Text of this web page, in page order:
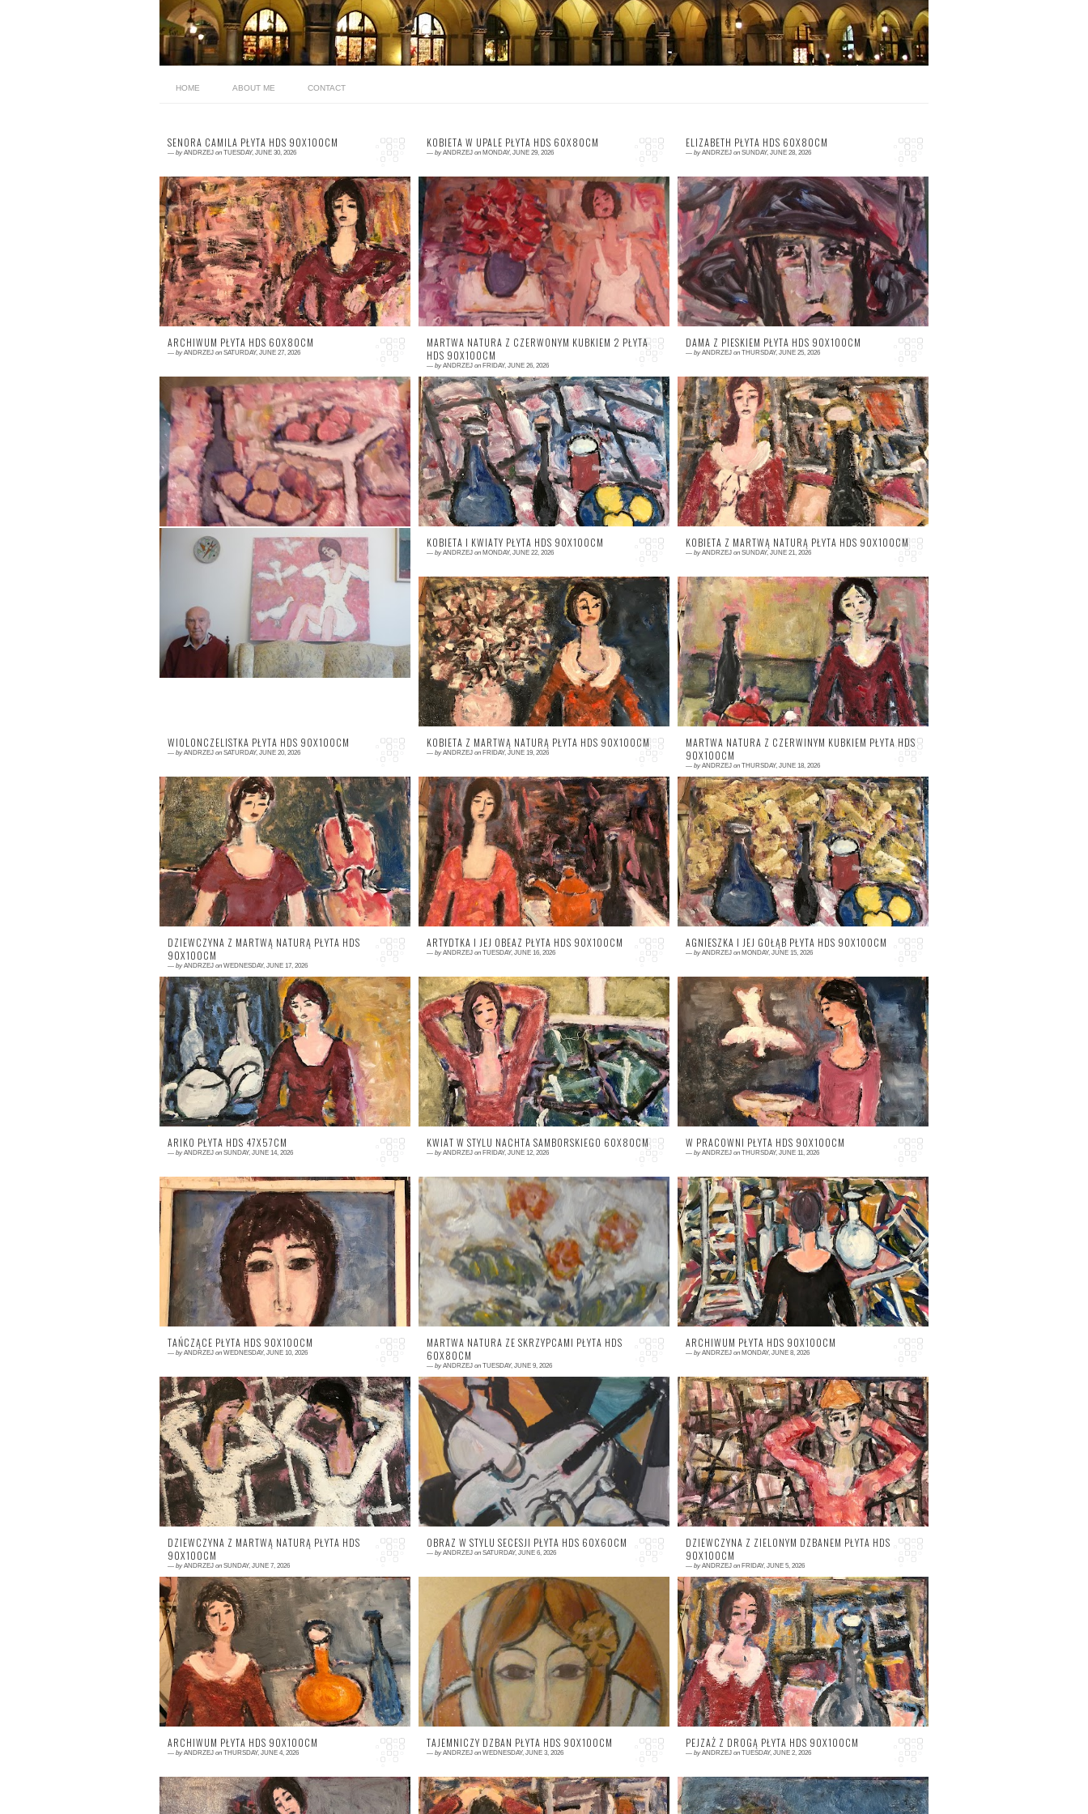
HOME ABOUT ME CONTACT
SENORA CAMILA PŁYTA HDS 90X100CM
— by ANDRZEJ on TUESDAY, JUNE 30, 2026
0 comment
KOBIETA W UPALE PŁYTA HDS 60X80CM
— by ANDRZEJ on MONDAY, JUNE 29, 2026
0 comment
ELIZABETH PŁYTA HDS 60X80CM
— by ANDRZEJ on SUNDAY, JUNE 28, 2026
0 comment
ARCHIWUM PŁYTA HDS 60X80CM
— by ANDRZEJ on SATURDAY, JUNE 27, 2026
0 comment
MARTWA NATURA Z CZERWONYM KUBKIEM 2 PŁYTA
HDS 90X100CM
— by ANDRZEJ on FRIDAY, JUNE 26, 2026
0 comment
DAMA Z PIESKIEM PŁYTA HDS 90X100CM
— by ANDRZEJ on THURSDAY, JUNE 25, 2026
0 comment
0 comment
KOBIETA I KWIATY PŁYTA HDS 90X100CM
— by ANDRZEJ on MONDAY, JUNE 22, 2026
0 comment
KOBIETA Z MARTWĄ NATURĄ PŁYTA HDS 90X100CM
— by ANDRZEJ on SUNDAY, JUNE 21, 2026
0 comment
WIOLONCZELISTKA PŁYTA HDS 90X100CM
— by ANDRZEJ on SATURDAY, JUNE 20, 2026
0 comment
KOBIETA Z MARTWĄ NATURĄ PŁYTA HDS 90X100CM
— by ANDRZEJ on FRIDAY, JUNE 19, 2026
0 comment
MARTWA NATURA Z CZERWINYM KUBKIEM PŁYTA HDS
90X100CM
— by ANDRZEJ on THURSDAY, JUNE 18, 2026
0 comment
DZIEWCZYNA Z MARTWĄ NATURĄ PŁYTA HDS
90X100CM
— by ANDRZEJ on WEDNESDAY, JUNE 17, 2026
0 comment
ARTYDTKA I JEJ OBEAZ PŁYTA HDS 90X100CM
— by ANDRZEJ on TUESDAY, JUNE 16, 2026
0 comment
AGNIESZKA I JEJ GOŁĄB PŁYTA HDS 90X100CM
— by ANDRZEJ on MONDAY, JUNE 15, 2026
0 comment
ARIKO PŁYTA HDS 47X57CM
— by ANDRZEJ on SUNDAY, JUNE 14, 2026
0 comment
KWIAT W STYLU NACHTA SAMBORSKIEGO 60X80CM
— by ANDRZEJ on FRIDAY, JUNE 12, 2026
0 comment
W PRACOWNI PŁYTA HDS 90X100CM
— by ANDRZEJ on THURSDAY, JUNE 11, 2026
0 comment
TAŃCZĄCE PŁYTA HDS 90X100CM
— by ANDRZEJ on WEDNESDAY, JUNE 10, 2026
0 comment
MARTWA NATURA ZE SKRZYPCAMI PŁYTA HDS
60X80CM
— by ANDRZEJ on TUESDAY, JUNE 9, 2026
0 comment
ARCHIWUM PŁYTA HDS 90X100CM
— by ANDRZEJ on MONDAY, JUNE 8, 2026
0 comment
DZIEWCZYNA Z MARTWĄ NATURĄ PŁYTA HDS
90X100CM
— by ANDRZEJ on SUNDAY, JUNE 7, 2026
0 comment
OBRAZ W STYLU SECESJI PŁYTA HDS 60X60CM
— by ANDRZEJ on SATURDAY, JUNE 6, 2026
0 comment
DZIEWCZYNA Z ZIELONYM DZBANEM PŁYTA HDS
90X100CM
— by ANDRZEJ on FRIDAY, JUNE 5, 2026
0 comment
ARCHIWUM PŁYTA HDS 90X100CM
— by ANDRZEJ on THURSDAY, JUNE 4, 2026
0 comment
TAJEMNICZY DZBAN PŁYTA HDS 90X100CM
— by ANDRZEJ on WEDNESDAY, JUNE 3, 2026
0 comment
PEJZAŻ Z DROGĄ PŁYTA HDS 90X100CM
— by ANDRZEJ on TUESDAY, JUNE 2, 2026
0 comment